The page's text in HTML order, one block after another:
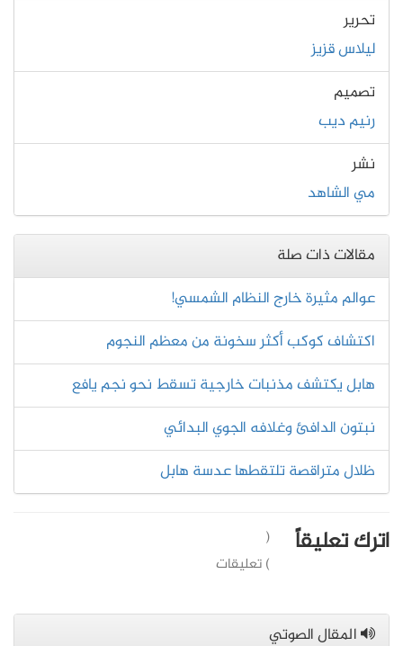
تحرير
ليلاس قزيز
تصميم
رنيم ديب
نشر
مي الشاهد
مقالات ذات صلة
عوالم مثيرة خارج النظام الشمسي!
اكتشاف كوكب أكثر سخونة من معظم النجوم
هابل يكتشف مذنبات خارجية تسقط نحو نجم يافع
نبتون الدافئ وغلافه الجوي البدائي
ظلال متراقصة تلتقطها عدسة هابل
اترك تعليقاً
(
) تعليقات
المقال الصوتي